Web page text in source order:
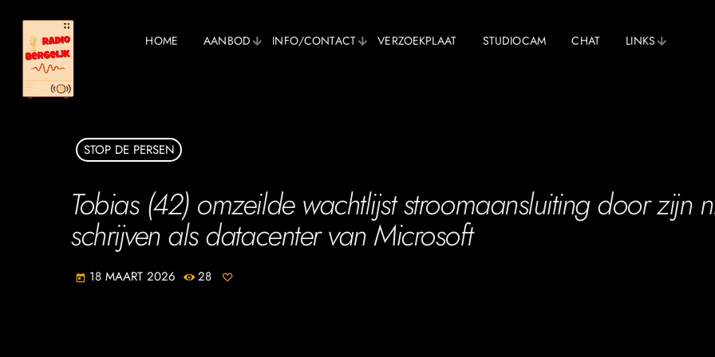
HOME AANBOD INFO/CONTACT VERZOEKPLAAT STUDIOCAM CHAT LINKS
STOP DE PERSEN
Tobias (42) omzeilde wachtlijst stroomaansluiting door zijn
schrijven als datacenter van Microsoft
today 18 MAART 2026 28